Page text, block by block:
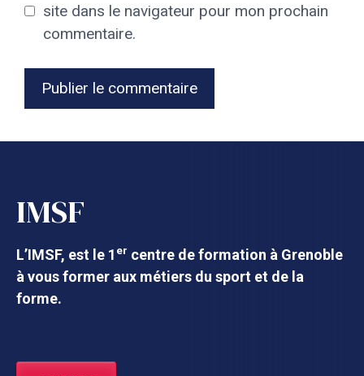
site dans le navigateur pour mon prochain
commentaire.
IMSF
L’IMSF, est le 1 er centre de formation à Grenoble
à vous former aux métiers du sport et de la
forme.